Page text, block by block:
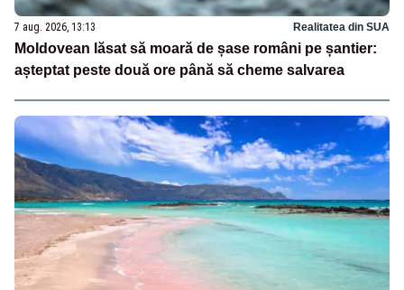
7 aug. 2026, 13:13 Realitatea din SUA
Moldovean lăsat să moară de șase români pe șantier:
așteptat peste două ore până să cheme salvarea